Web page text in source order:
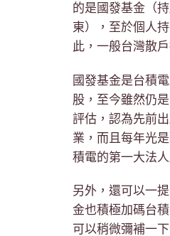
的是國發基金（
東），至於個人
此，一般台灣散
國發基金是台積
股，至今雖然仍
評估，認為先前
業，而且每年光
積電的第一大法
另外，還可以一
金也積極加碼台
可以稍微彌補一